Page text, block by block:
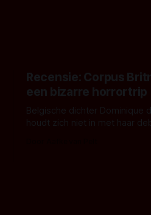
Recensie: Corpus
een bizarre horrortrip
Belgische dichter Dominique
houdt zich niet in met haar